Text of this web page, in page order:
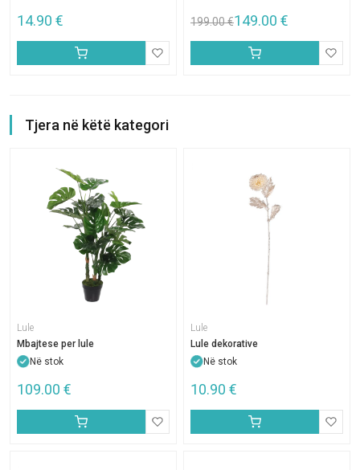
14.90 € 199.00€149.00 €
Tjera në këtë kategori
Lule
Mbajtese per lule
Në stok
109.00 €
Lule
Lule dekorative
Në stok
10.90 €